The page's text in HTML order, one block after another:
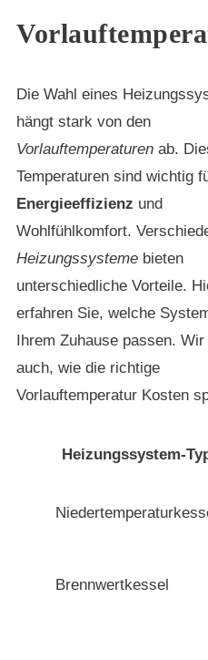
Die Wahl eines
hängt stark von den
Vorlauftemperaturen ab.
Temperaturen sind wichtig
Energieeffizienz und
Wohlfühlkomfort.
Heizungssysteme bieten
unterschiedliche Vorteile.
erfahren Sie, welche
Ihrem Zuhause passen.
auch, wie die richtige
Vorlauftemperatur Kosten
Heizungssystem-
Brennwertkessel